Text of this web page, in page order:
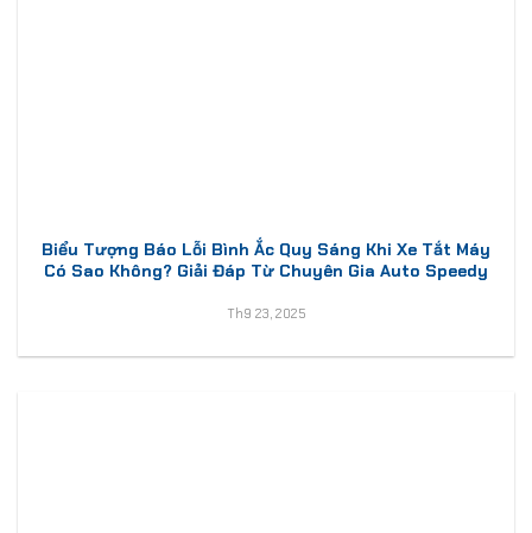
Biểu Tượng Báo Lỗi Bình Ắc Quy Sáng Khi Xe Tắt Máy
Có Sao Không? Giải Đáp Từ Chuyên Gia Auto Speedy
Th9 23, 2025